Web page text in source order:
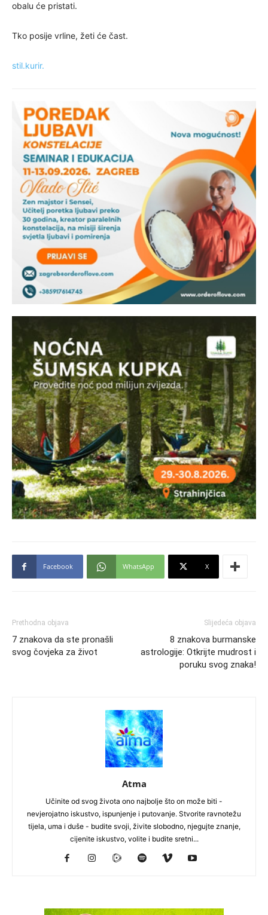
obalu će pristati.
Tko posije vrline, žeti će čast.
stil.kurir.
Facebook WhatsApp X
Prethodna objava
7 znakova da ste pronašli
svog čovjeka za život
Slijedeća objava
8 znakova burmanske
astrologije: Otkrijte mudrost i
poruku svog znaka!
Atma
Učinite od svog života ono najbolje što on može biti -
nevjerojatno iskustvo, ispunjenje i putovanje. Stvorite ravnotežu
tijela, uma i duše - budite svoji, živite slobodno, njegujte znanje,
cijenite iskustvo, volite i budite sretni...